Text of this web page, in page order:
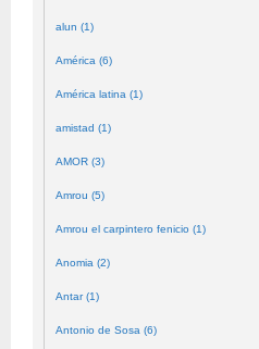
alun (1)
América (6)
América latina (1)
amistad (1)
AMOR (3)
Amrou (5)
Amrou el carpintero fenicio (1)
Anomia (2)
Antar (1)
Antonio de Sosa (6)